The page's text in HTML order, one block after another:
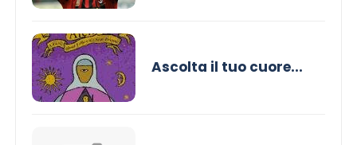
Ascolta il tuo cuore...